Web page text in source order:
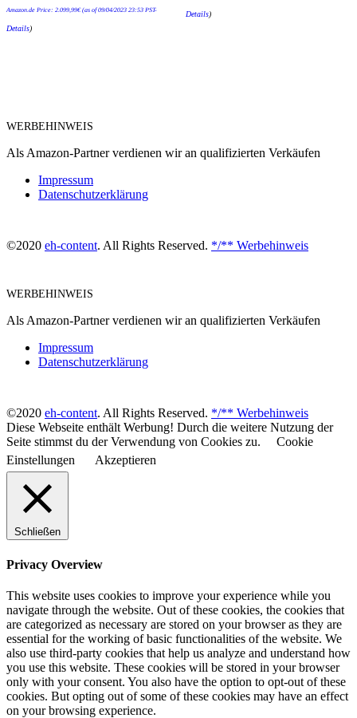
Amazon.de Price: 2.099,99€(as of 09/04/2023 23:53 PST-
Details)
Details)
WERBEHINWEIS
Als Amazon-Partner verdienen wir an qualifizierten Verkäufen
Impressum
Datenschutzerklärung
©2020 eh-content. All Rights Reserved. */** Werbehinweis
WERBEHINWEIS
Als Amazon-Partner verdienen wir an qualifizierten Verkäufen
Impressum
Datenschutzerklärung
©2020 eh-content. All Rights Reserved. */** Werbehinweis
Diese Webseite enthält Werbung! Durch die weitere Nutzung der
Seite stimmst du der Verwendung von Cookies zu.
Cookie
Einstellungen
Akzeptieren
Schließen
Privacy Overview
This website uses cookies to improve your experience while you
navigate through the website. Out of these cookies, the cookies that
are categorized as necessary are stored on your browser as they are
essential for the working of basic functionalities of the website. We
also use third-party cookies that help us analyze and understand how
you use this website. These cookies will be stored in your browser
only with your consent. You also have the option to opt-out of these
cookies. But opting out of some of these cookies may have an effect
on your browsing experience.